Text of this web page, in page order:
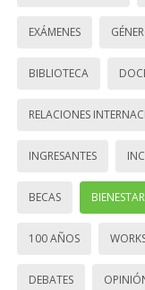
EXÁMENES
BIBLIOTECA
RELACIONES
INGRESANTES
BECAS
100 AÑOS
DEBATES